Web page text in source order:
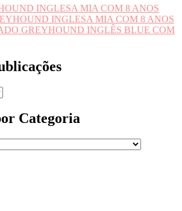
INGLESA MIA COM 8 ANOS
INGLESA MIA COM 8 ANOS
GREYHOUND INGLÊS BLUE COM
Categoria